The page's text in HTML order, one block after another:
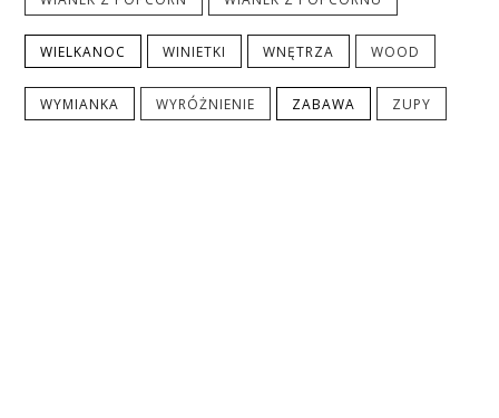
WIELKANOC WINIETKI WNĘTRZA WOOD
WYMIANKA WYRÓŻNIENIE ZABAWA ZUPY